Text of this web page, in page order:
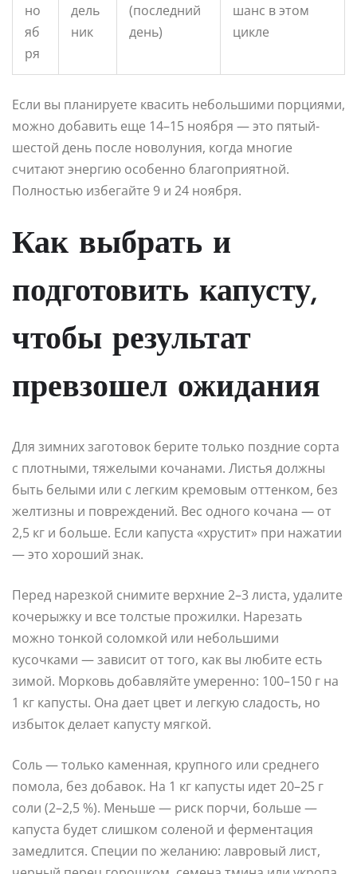
но
яб
ря
дель
ник
(последний
день)
шанс в этом
цикле
Если вы планируете квасить небольшими порциями,
можно добавить еще 14–15 ноября — это пятый-
шестой день после новолуния, когда многие
считают энергию особенно благоприятной.
Полностью избегайте 9 и 24 ноября.
Как выбрать и
подготовить капусту,
чтобы результат
превзошел ожидания
Для зимних заготовок берите только поздние сорта
с плотными, тяжелыми кочанами. Листья должны
быть белыми или с легким кремовым оттенком, без
желтизны и повреждений. Вес одного кочана — от
2,5 кг и больше. Если капуста «хрустит» при нажатии
— это хороший знак.
Перед нарезкой снимите верхние 2–3 листа, удалите
кочерыжку и все толстые прожилки. Нарезать
можно тонкой соломкой или небольшими
кусочками — зависит от того, как вы любите есть
зимой. Морковь добавляйте умеренно: 100–150 г на
1 кг капусты. Она дает цвет и легкую сладость, но
избыток делает капусту мягкой.
Соль — только каменная, крупного или среднего
помола, без добавок. На 1 кг капусты идет 20–25 г
соли (2–2,5 %). Меньше — риск порчи, больше —
капуста будет слишком соленой и ферментация
замедлится. Специи по желанию: лавровый лист,